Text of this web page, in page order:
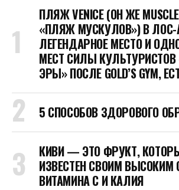
ПЛЯЖ VENICE (ОН ЖЕ
«ПЛЯЖ МУСКУЛОВ») В
ЛЕГЕНДАРНОЕ МЕСТО И
МЕСТ СИЛЫ КУЛЬТУРИСТОВ
ЭРЫ» ПОСЛЕ GOLD’S GYM,
5 СПОСОБОВ ЗДОРОВОГО
КИВИ — ЭТО ФРУКТ,
ИЗВЕСТЕН СВОИМ
ВИТАМИНА C И КАЛИЯ